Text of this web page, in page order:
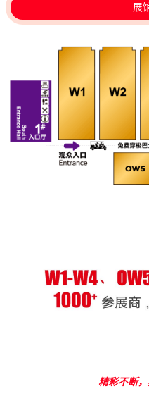
展
精彩不断，